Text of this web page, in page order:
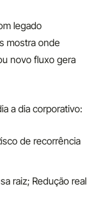
legado
mostra onde
novo fluxo gera
a dia corporativo:
de recorrência
raiz; Redução real